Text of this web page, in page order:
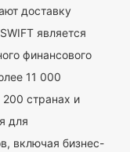
доставку
является
финансового
11 000
странах и
для
включая бизнес-